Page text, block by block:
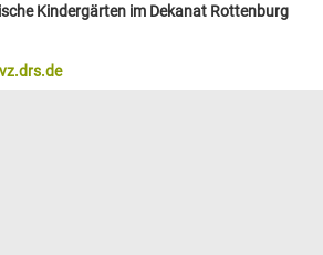
Kindergärten im Dekanat Rottenburg